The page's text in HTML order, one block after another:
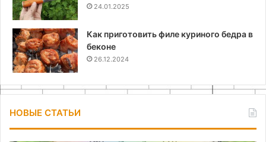
24.01.2025
Как приготовить филе куриного бедра в
беконе
26.12.2024
НОВЫЕ СТАТЬИ